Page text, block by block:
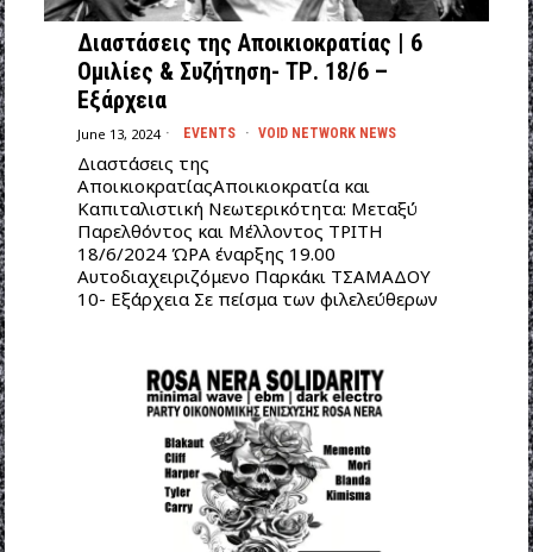
Διαστάσεις της Αποικιοκρατίας | 6
Ομιλίες & Συζήτηση- ΤΡ. 18/6 –
Εξάρχεια
June 13, 2024 EVENTS · VOID NETWORK NEWS
Διαστάσεις της
ΑποικιοκρατίαςΑποικιοκρατία και
Καπιταλιστική Νεωτερικότητα: Μεταξύ
Παρελθόντος και Μέλλοντος ΤΡΙΤΗ
18/6/2024 ΏΡΑ έναρξης 19.00
Αυτοδιαχειριζόμενο Παρκάκι ΤΣΑΜΑΔΟΥ
10- Εξάρχεια Σε πείσμα των φιλελεύθερων